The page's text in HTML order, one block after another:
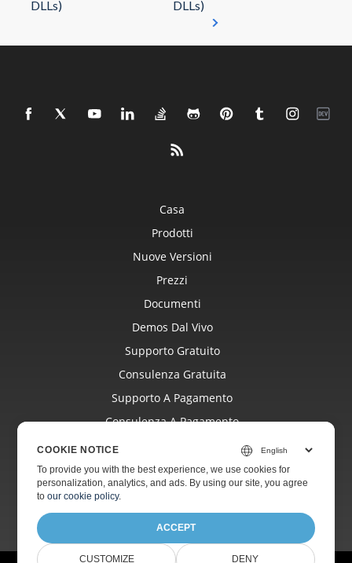
DLLs)
DLLs)
Casa
Prodotti
Nuove Versioni
Prezzi
Documenti
Demos Dal Vivo
Supporto Gratuito
Consulenza Gratuita
Supporto A Pagamento
Consulenza A Pagamento
Siti Web
COOKIE NOTICE
To provide you with the best experience, we use cookies for
personalization, analytics, and ads. By using our site, you agree
toour cookie policy.
ACCEPT
CUSTOMIZE DENY